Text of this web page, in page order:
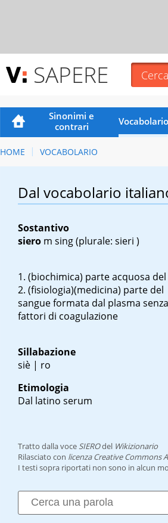
SAPERE
Sinonimi e
contrari
Vocabolario
HOME VOCABOLARIO
Dal vocabolario
Sostantivo
siero m sing(plurale: sieri )
(biochimica) parte acquosa
(fisiologia)(medicina) parte del
sangue formata dal plasma
fattori di coagulazione
Sillabazione
siè | ro
Etimologia
Dal latino serum
Tratto dalla voce SIEROdel Wikizionario
Rilasciato con licenza Creative Commons
I testi sopra riportati non sono in alcun